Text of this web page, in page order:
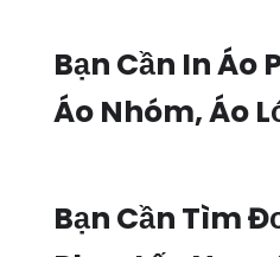
Bạn Cần In Áo
Áo Nhóm, Áo
Bạn Cần Tìm